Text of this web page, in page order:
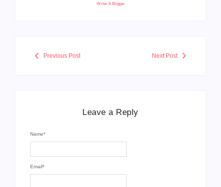
Writer & Blogger
Previous Post Next Post
Leave a Reply
Name*
Email*